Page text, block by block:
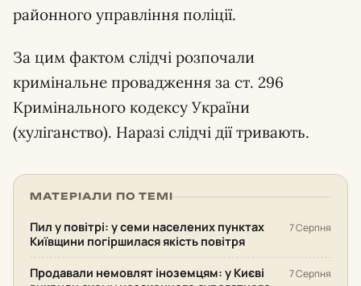
районного управління поліції.
За цим фактом слідчі розпочали
кримінальне провадження за ст. 296
Кримінального кодексу України
(хуліганство). Наразі слідчі дії тривають.
МАТЕРІАЛИ ПО ТЕМІ
Пил у повітрі: у семи населених пунктах
Київщини погіршилася якість повітря
7 Серпня
Продавали немовлят іноземцям: у Києві
7 Серпня